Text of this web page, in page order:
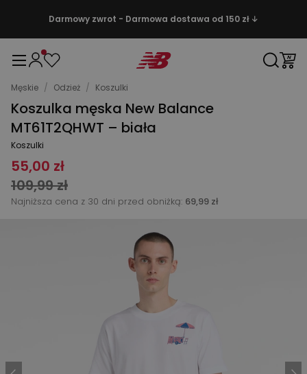
Darmowy zwrot - Darmowa dostawa od 150 zł ↓
Męskie / Odzież / Koszulki
Koszulka męska New Balance
MT61T2QHWT – biała
Koszulki
55,00 zł
109,99 zł
Najniższa cena z 30 dni przed obniżką: 69,99 zł